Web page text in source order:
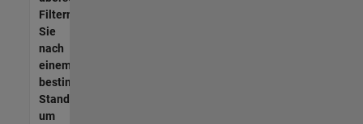
Filtern
Sie
nach
einem
bestimmten
Standort,
um